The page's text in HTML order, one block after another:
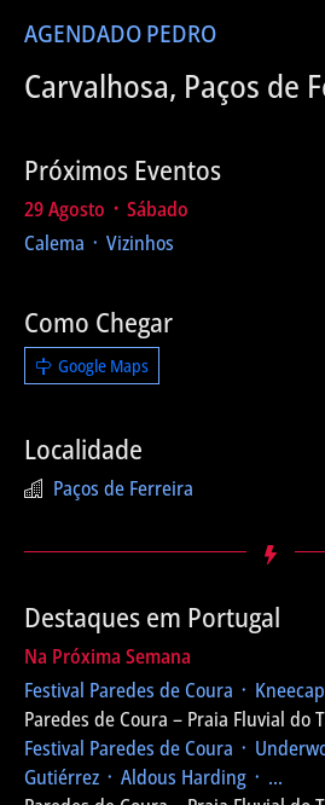
AGENDADO PEDRO
Carvalhosa, Paços de
Próximos Eventos
29 Agosto ᛫ Sábado
Calema ᛫ Vizinhos
Como Chegar
Google Maps
Localidade
Paços de Ferreira
Destaques em Portugal
Na Próxima Semana
Festival Paredes de Coura ᛫
Paredes de Coura – Praia Fluvial do
Festival Paredes de Coura ᛫
Gutiérrez ᛫ Aldous Harding ᛫ ...